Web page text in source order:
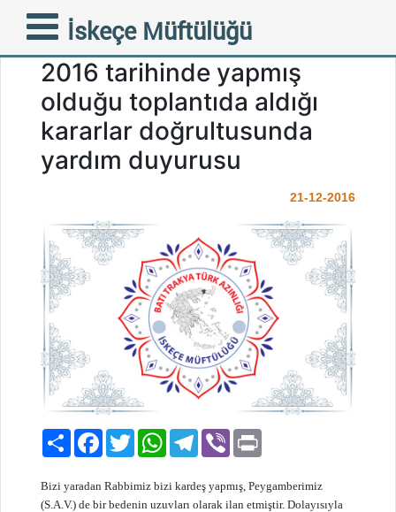
İskeçe Müftülüğü
Batı Trakya Türk Azınlığı
Danışma Kurulu 18 Aralık
2016 tarihinde yapmış
olduğu toplantıda aldığı
kararlar doğrultusunda
yardım duyurusu
21-12-2016
PaylaşFacebook
TwitterWhatsAppTelegram
Viber
Bizi yaradan Rabbimiz bizi kardeş yapmış, Peygamberimiz
(S.A.V.) de bir bedenin uzuvları olarak ilan etmiştir. Dolayısıyla